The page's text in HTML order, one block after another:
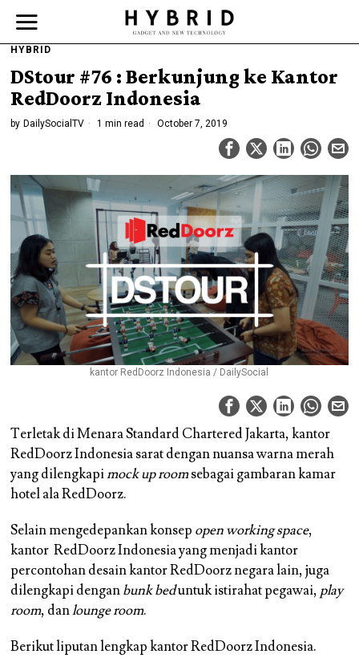
HYBRID
DStour #76 : Berkunjung ke Kantor
RedDoorz Indonesia
by DailySocialTV 1 min read October 7, 2019
kantor RedDoorz Indonesia / DailySocial
Terletak di Menara Standard Chartered Jakarta, kantor
RedDoorz Indonesia sarat dengan nuansa warna merah
yang dilengkapimock up roomsebagai gambaran kamar
hotel ala RedDoorz.
Selain mengedepankan konsep open working space,
kantor RedDoorz Indonesia yang menjadi kantor
percontohan desain kantor RedDoorz negara lain, juga
dilengkapi denganbunk beduntuk istirahat pegawai, play
room, danlounge room.
Berikut liputan lengkap kantor RedDoorz Indonesia.